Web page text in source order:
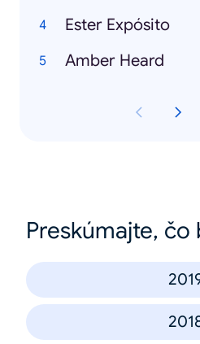
Ester Expósito
Amber Heard
Preskúmajte,